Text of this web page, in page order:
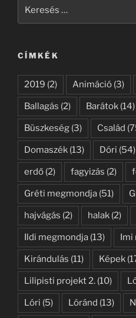
CÍMKÉK
2019 (2) Animáció (3)
Ballagás (2) Barátok (14)
Büszkeség (3) Család
Domaszék (13) Dóri (54)
erdő (2) fagyizás (2)
Gréti megmondja (51)
hajvágás (2) halak (2)
Ildi megmondja (13) Imi
Kirándulás (11) Képek
Lilipisti projekt 2. (10)
Lóri (5) Lóránd (13)